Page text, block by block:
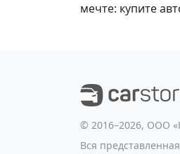
мечте: купите
©️ 2016–2026, ООО
Вся